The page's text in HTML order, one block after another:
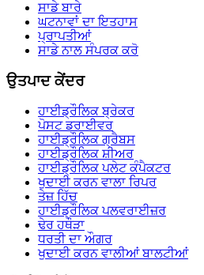
ਸਾਡੇ ਬਾਰੇ
ਘਟਨਾਵਾਂ ਦਾ ਇਤਹਾਸ
ਪ੍ਰਾਪਤੀਆਂ
ਸਾਡੇ ਨਾਲ ਸੰਪਰਕ ਕਰੋ
ਉਤਪਾਦ ਕੇਂਦਰ
ਹਾਈਡ੍ਰੌਲਿਕ ਬ੍ਰੇਕਰ
ਪੋਸਟ ਡਰਾਈਵਰ
ਹਾਈਡ੍ਰੌਲਿਕ ਗ੍ਰੈਬਸ
ਹਾਈਡ੍ਰੌਲਿਕ ਸ਼ੀਅਰ
ਹਾਈਡ੍ਰੌਲਿਕ ਪਲੇਟ ਕੰਪੈਕਟਰ
ਖੁਦਾਈ ਕਰਨ ਵਾਲਾ ਰਿਪਰ
ਤੇਜ਼ ਹਿੱਚ
ਹਾਈਡ੍ਰੌਲਿਕ ਪਲਵਰਾਈਜ਼ਰ
ਢੇਰ ਹਥੌੜਾ
ਧਰਤੀ ਦਾ ਔਗਰ
ਖੁਦਾਈ ਕਰਨ ਵਾਲੀਆਂ ਬਾਲਟੀਆਂ